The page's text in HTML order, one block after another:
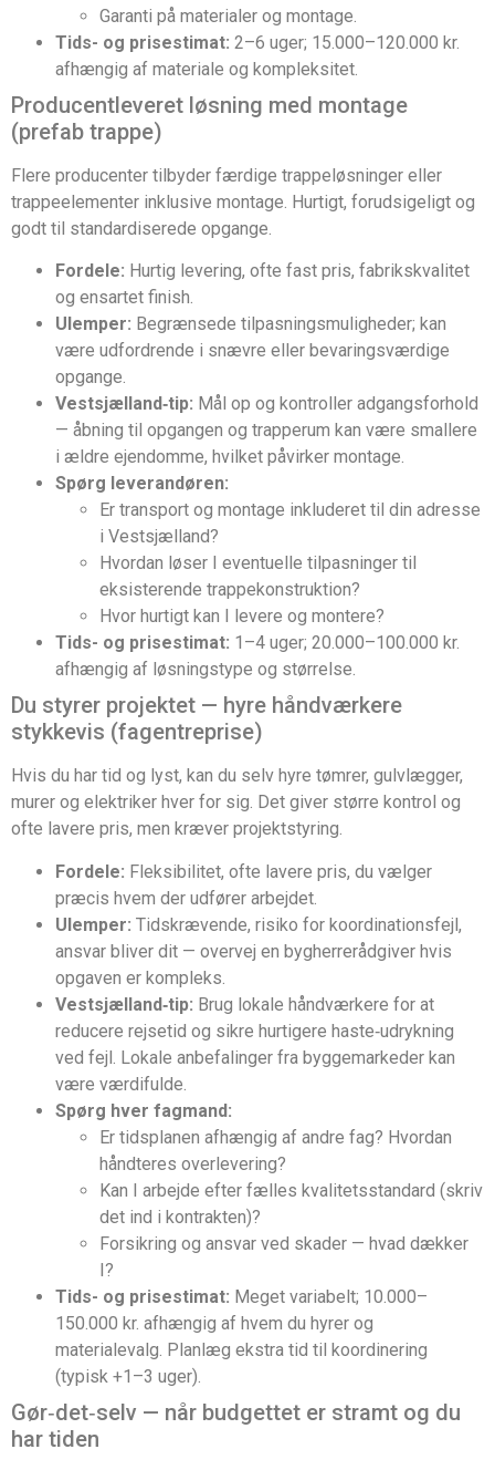
Garanti på materialer og montage.
Tids- og prisestimat: 2–6 uger; 15.000–120.000 kr.
afhængig af materiale og kompleksitet.
Producentleveret løsning med montage
(prefab trappe)
Flere producenter tilbyder færdige trappeløsninger eller
trappeelementer inklusive montage. Hurtigt, forudsigeligt og
godt til standardiserede opgange.
Fordele: Hurtig levering, ofte fast pris, fabrikskvalitet
og ensartet finish.
Ulemper: Begrænsede tilpasningsmuligheder; kan
være udfordrende i snævre eller bevaringsværdige
opgange.
Vestsjælland‑tip: Mål op og kontroller adgangsforhold
— åbning til opgangen og trapperum kan være smallere
i ældre ejendomme, hvilket påvirker montage.
Spørg leverandøren:
Er transport og montage inkluderet til din adresse
i Vestsjælland?
Hvordan løser I eventuelle tilpasninger til
eksisterende trappekonstruktion?
Hvor hurtigt kan I levere og montere?
Tids- og prisestimat: 1–4 uger; 20.000–100.000 kr.
afhængig af løsningstype og størrelse.
Du styrer projektet — hyre håndværkere
stykkevis (fagentreprise)
Hvis du har tid og lyst, kan du selv hyre tømrer, gulvlægger,
murer og elektriker hver for sig. Det giver større kontrol og
ofte lavere pris, men kræver projektstyring.
Fordele: Fleksibilitet, ofte lavere pris, du vælger
præcis hvem der udfører arbejdet.
Ulemper: Tidskrævende, risiko for koordinationsfejl,
ansvar bliver dit — overvej en bygherrerådgiver hvis
opgaven er kompleks.
Vestsjælland‑tip: Brug lokale håndværkere for at
reducere rejsetid og sikre hurtigere haste‑udrykning
ved fejl. Lokale anbefalinger fra byggemarkeder kan
være værdifulde.
Spørg hver fagmand:
Er tidsplanen afhængig af andre fag? Hvordan
håndteres overlevering?
Kan I arbejde efter fælles kvalitetsstandard (skriv
det ind i kontrakten)?
Forsikring og ansvar ved skader — hvad dækker
I?
Tids- og prisestimat: Meget variabelt; 10.000–
150.000 kr. afhængig af hvem du hyrer og
materialevalg. Planlæg ekstra tid til koordinering
(typisk +1–3 uger).
Gør‑det‑selv — når budgettet er stramt og du
har tiden